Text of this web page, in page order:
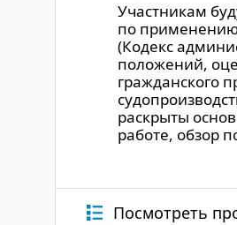
Участникам
по
(Кодекс
положений,
гражданского
раскрыты
работе, обзор
Посмотреть